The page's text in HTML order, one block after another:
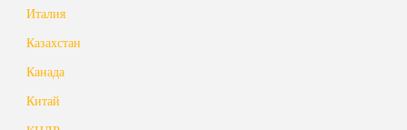
Италия
Казахстан
Канада
Китай